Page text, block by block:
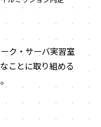
ク・サーバ実習室
ことに取り組める